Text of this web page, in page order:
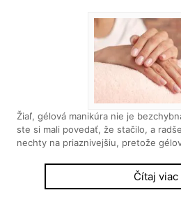
Žiaľ, gélová manikúra nie je
ste si mali povedať, že stačilo, a
nechty na priaznivejšiu, pretože
Čítaj viac